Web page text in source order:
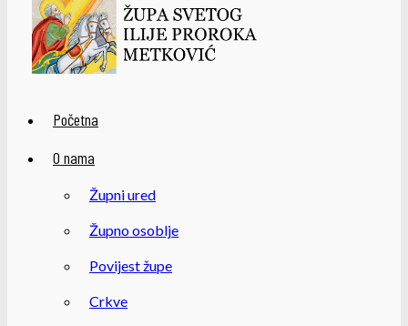
Početna
O nama
Župni ured
Župno osoblje
Povijest župe
Crkve